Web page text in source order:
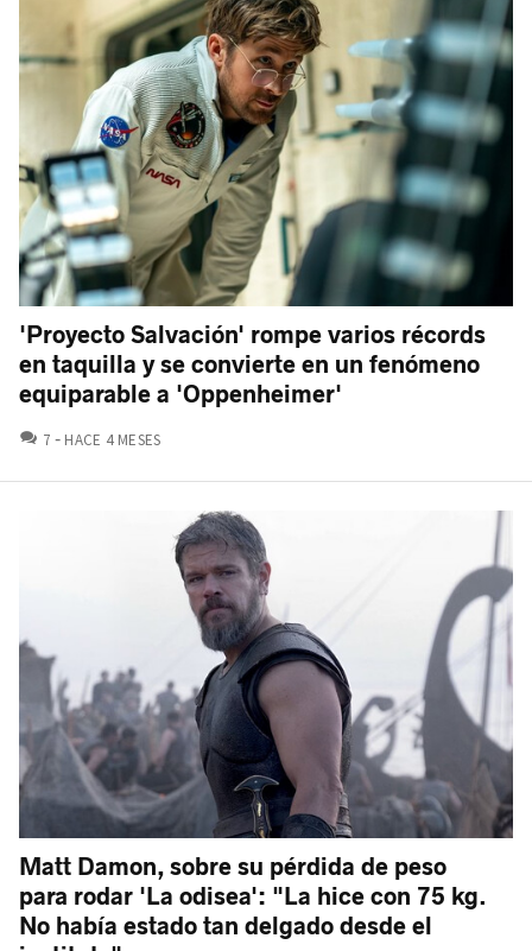
'Proyecto Salvación' rompe varios récords
en taquilla y se convierte en un fenómeno
equiparable a 'Oppenheimer'
7 COMENTARIOS
HACE 4 MESES
Matt Damon, sobre su pérdida de peso
para rodar 'La odisea': "La hice con 75 kg.
No había estado tan delgado desde el